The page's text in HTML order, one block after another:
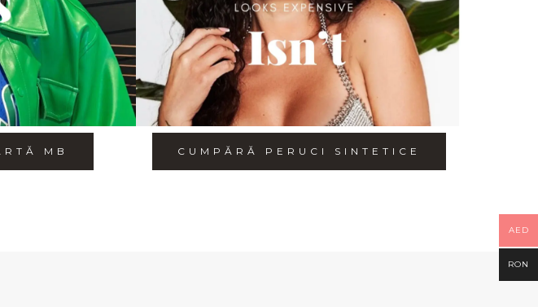
MB CUMPĂRĂ PERUCI SINTETICE
AED
RON